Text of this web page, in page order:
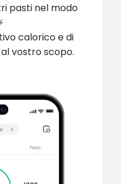
pasti nel modo
calorico e di
vostro scopo.